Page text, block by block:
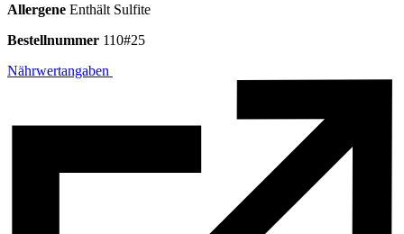
Allergene Enthält Sulfite
Bestellnummer 110#25
Nährwertangaben